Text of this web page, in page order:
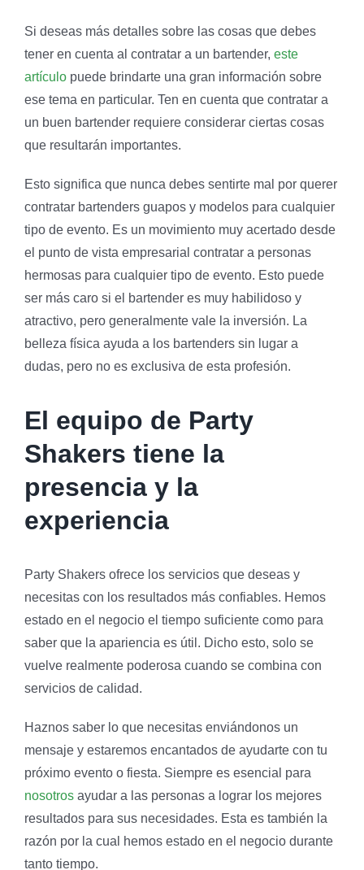
Si deseas más detalles sobre las cosas que debes
tener en cuenta al contratar a un bartender, este
artículo puede brindarte una gran información sobre
ese tema en particular. Ten en cuenta que contratar a
un buen bartender requiere considerar ciertas cosas
que resultarán importantes.
Esto significa que nunca debes sentirte mal por querer
contratar bartenders guapos y modelos para cualquier
tipo de evento. Es un movimiento muy acertado desde
el punto de vista empresarial contratar a personas
hermosas para cualquier tipo de evento. Esto puede
ser más caro si el bartender es muy habilidoso y
atractivo, pero generalmente vale la inversión. La
belleza física ayuda a los bartenders sin lugar a
dudas, pero no es exclusiva de esta profesión.
El equipo de Party
Shakers tiene la
presencia y la
experiencia
Party Shakers ofrece los servicios que deseas y
necesitas con los resultados más confiables. Hemos
estado en el negocio el tiempo suficiente como para
saber que la apariencia es útil. Dicho esto, solo se
vuelve realmente poderosa cuando se combina con
servicios de calidad.
Haznos saber lo que necesitas enviándonos un
mensaje y estaremos encantados de ayudarte con tu
próximo evento o fiesta. Siempre es esencial para
nosotros ayudar a las personas a lograr los mejores
resultados para sus necesidades. Esta es también la
razón por la cual hemos estado en el negocio durante
tanto tiempo.